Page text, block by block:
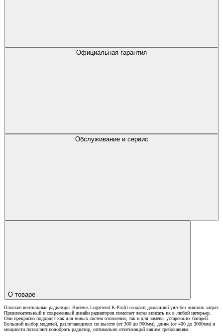
Официальная гарантия
Обслуживание и сервис
О товаре
Плоские вентильные радиаторы Buderus Logatrend K-Profil создают домашний уют без лишних затрат.
Привлекательный и современный дизайн радиаторов помогает легко вписать их в любой интерьер.
Они прекрасно подходят как для новых систем отопления, так и для замены устаревших батарей.
Большой выбор моделей, различающихся по высоте (от 300 до 900мм), длине (от 400 до 3000мм) и
мощности позволяет подобрать радиатор, оптимально отвечающий вашим требованиям.